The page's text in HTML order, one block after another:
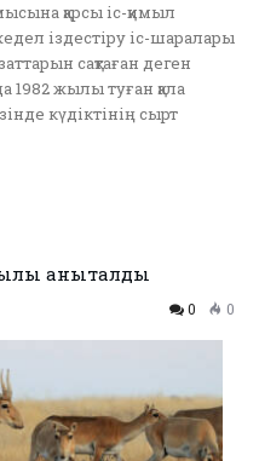
қарсы іс-қимыл
іздестіру іс-шаралары
сақтаған деген
1982 жылы туған қала
күдіктінің сырт
анықталды
0 0